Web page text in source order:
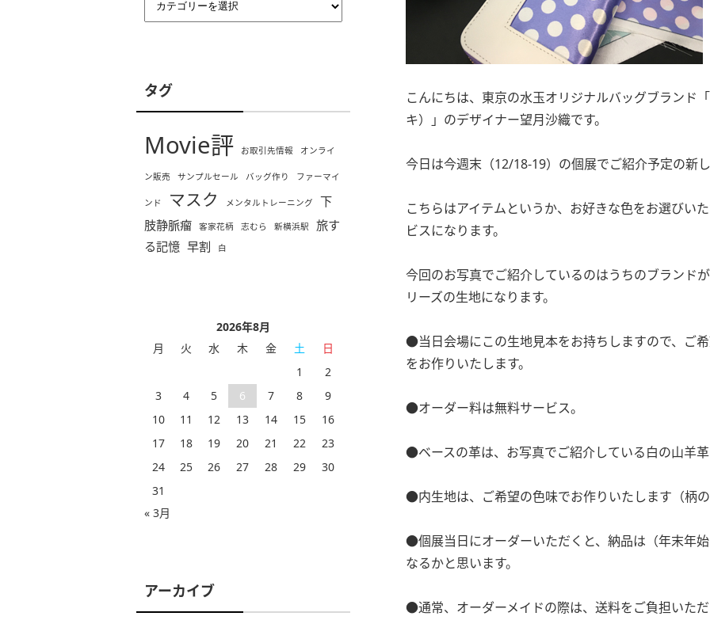
こんにちは、東京の水玉オリジナルバッグブランド
キ）」のデザイナー望月沙織です。
今日は今週末（12/18-19）の個展でご紹介予定の新し
こちらはアイテムというか、お好きな色をお選びい
ビスになります。
今回のお写真でご紹介しているのはうちのブランド
リーズの生地になります。
●当日会場にこの生地見本をお持ちしますので、ご
をお作りいたします。
●オーダー料は無料サービス。
●ベースの革は、お写真でご紹介している白の山羊革
●内生地は、ご希望の色味でお作りいたします（柄
●個展当日にオーダーいただくと、納品は（年末年
なるかと思います。
●通常、オーダーメイドの際は、送料をご負担いた
タグ
Movie評 お取引先情報 オンライ
ン販売 サンプルセール バッグ作り ファーマイ
ンド マスク メンタルトレーニング
下
肢静脈瘤
客家花柄 志むら 新横浜駅
旅す
る記憶 早割 白
2026年8月
月
火 水 木 金 土
日
1
2
3
4 5 6 7 8
9
10
11 12 13 14 15
16
17
18 19 20 21 22
23
24
25 26 27 28 29
30
31
« 3月
アーカイブ